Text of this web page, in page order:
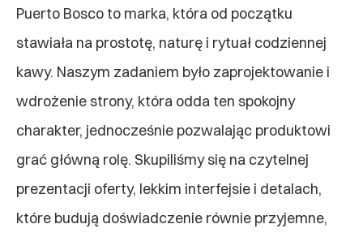
Puerto Bosco to marka, która od początku
stawiała na prostotę, naturę i rytuał codziennej
kawy. Naszym zadaniem było zaprojektowanie i
wdrożenie strony, która odda ten spokojny
charakter, jednocześnie pozwalając produktowi
grać główną rolę. Skupiliśmy się na czytelnej
prezentacji oferty, lekkim interfejsie i detalach,
które budują doświadczenie równie przyjemne,